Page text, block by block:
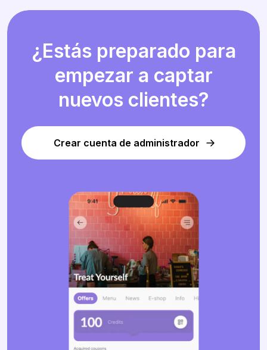
¿Estás preparado para
empezar a captar
nuevos clientes?
Crear cuenta de administrador